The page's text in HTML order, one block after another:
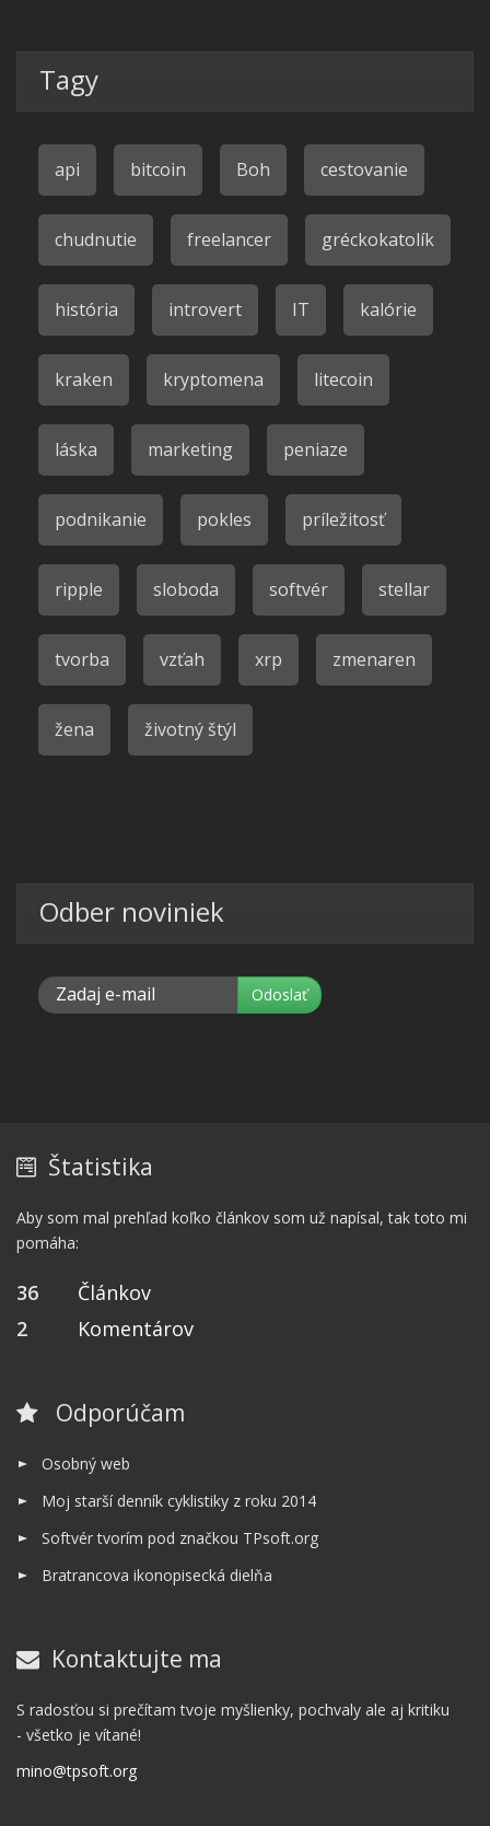
Tagy
api bitcoin Boh cestovanie
chudnutie freelancer gréckokatolík
história introvert IT kalórie
kraken kryptomena litecoin
láska marketing peniaze
podnikanie pokles príležitosť
ripple sloboda softvér stellar
tvorba vzťah xrp zmenaren
žena životný štýl
Odber noviniek
Štatistika
Aby som mal prehľad koľko článkov som už napísal, tak toto mi
pomáha:
36
Článkov
2
Komentárov
Odporúčam
Osobný web
Moj starší denník cyklistiky z roku 2014
Softvér tvorím pod značkou TPsoft.org
Bratrancova ikonopisecká dielňa
Kontaktujte ma
S radosťou si prečítam tvoje myšlienky, pochvaly ale aj kritiku
- všetko je vítané!
mino@tpsoft.org